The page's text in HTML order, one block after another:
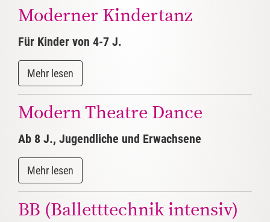
Moderner Kindertanz
Für Kinder von 4-7 J.
Modern Theatre Dance
Ab 8 J., Jugendliche und Erwachsene
BB (Balletttechnik intensiv)